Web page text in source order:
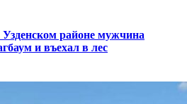
районе мужчина
и въехал в лес